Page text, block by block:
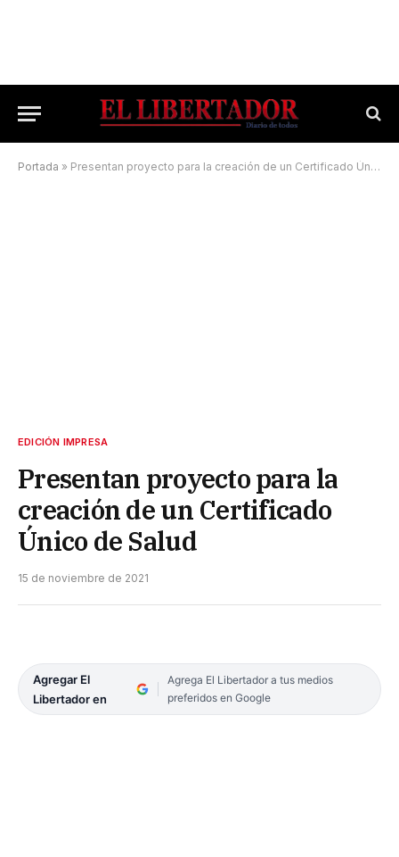
Portada » Presentan proyecto para la creación de un Certificado Único de Salud
EDICIÓN IMPRESA
Presentan proyecto para la
creación de un Certificado
Único de Salud
15 de noviembre de 2021
Agregar El
Libertador en
Agrega El Libertador a tus medios
preferidos en Google